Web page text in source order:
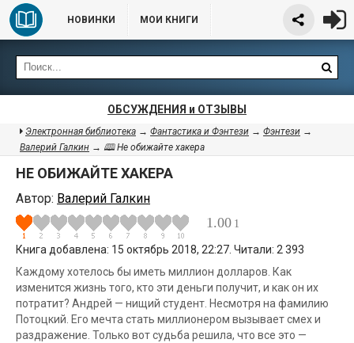
НОВИНКИ МОИ КНИГИ
ОБСУЖДЕНИЯ и ОТЗЫВЫ
Электронная библиотека → Фантастика и Фэнтези → Фэнтези →
Валерий Галкин → 🕮 Не обижайте хакера
НЕ ОБИЖАЙТЕ ХАКЕРА
Автор: Валерий Галкин
1.00 1
Книга добавлена: 15 октябрь 2018, 22:27. Читали: 2 393
Каждому хотелось бы иметь миллион долларов. Как
изменится жизнь того, кто эти деньги получит, и как он их
потратит? Андрей — нищий студент. Несмотря на фамилию
Потоцкий. Его мечта стать миллионером вызывает смех и
раздражение. Только вот судьба решила, что все это —